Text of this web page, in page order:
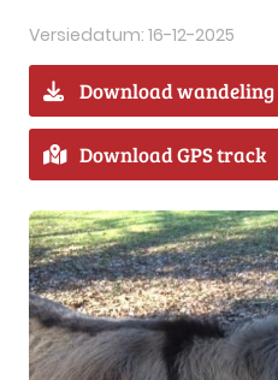
Versiedatum: 16-12-2025
Download wandeling
Download GPS track